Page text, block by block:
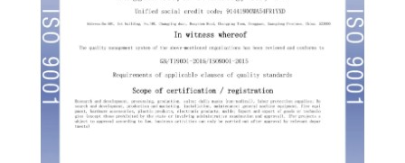
Dutch
Russian
Swedish